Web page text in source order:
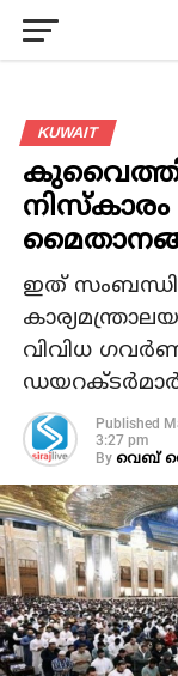
KUWAIT
നിസ്കാരം
ഇത്
വിവിധ
Published
3:27 pm
By വെബ്